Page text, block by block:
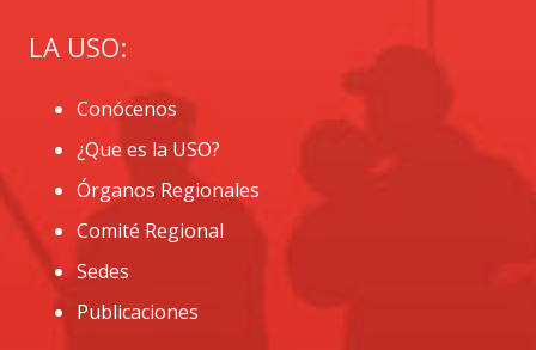
LA USO:
Conócenos
¿Que es la USO?
Órganos Regionales
Comité Regional
Sedes
Publicaciones